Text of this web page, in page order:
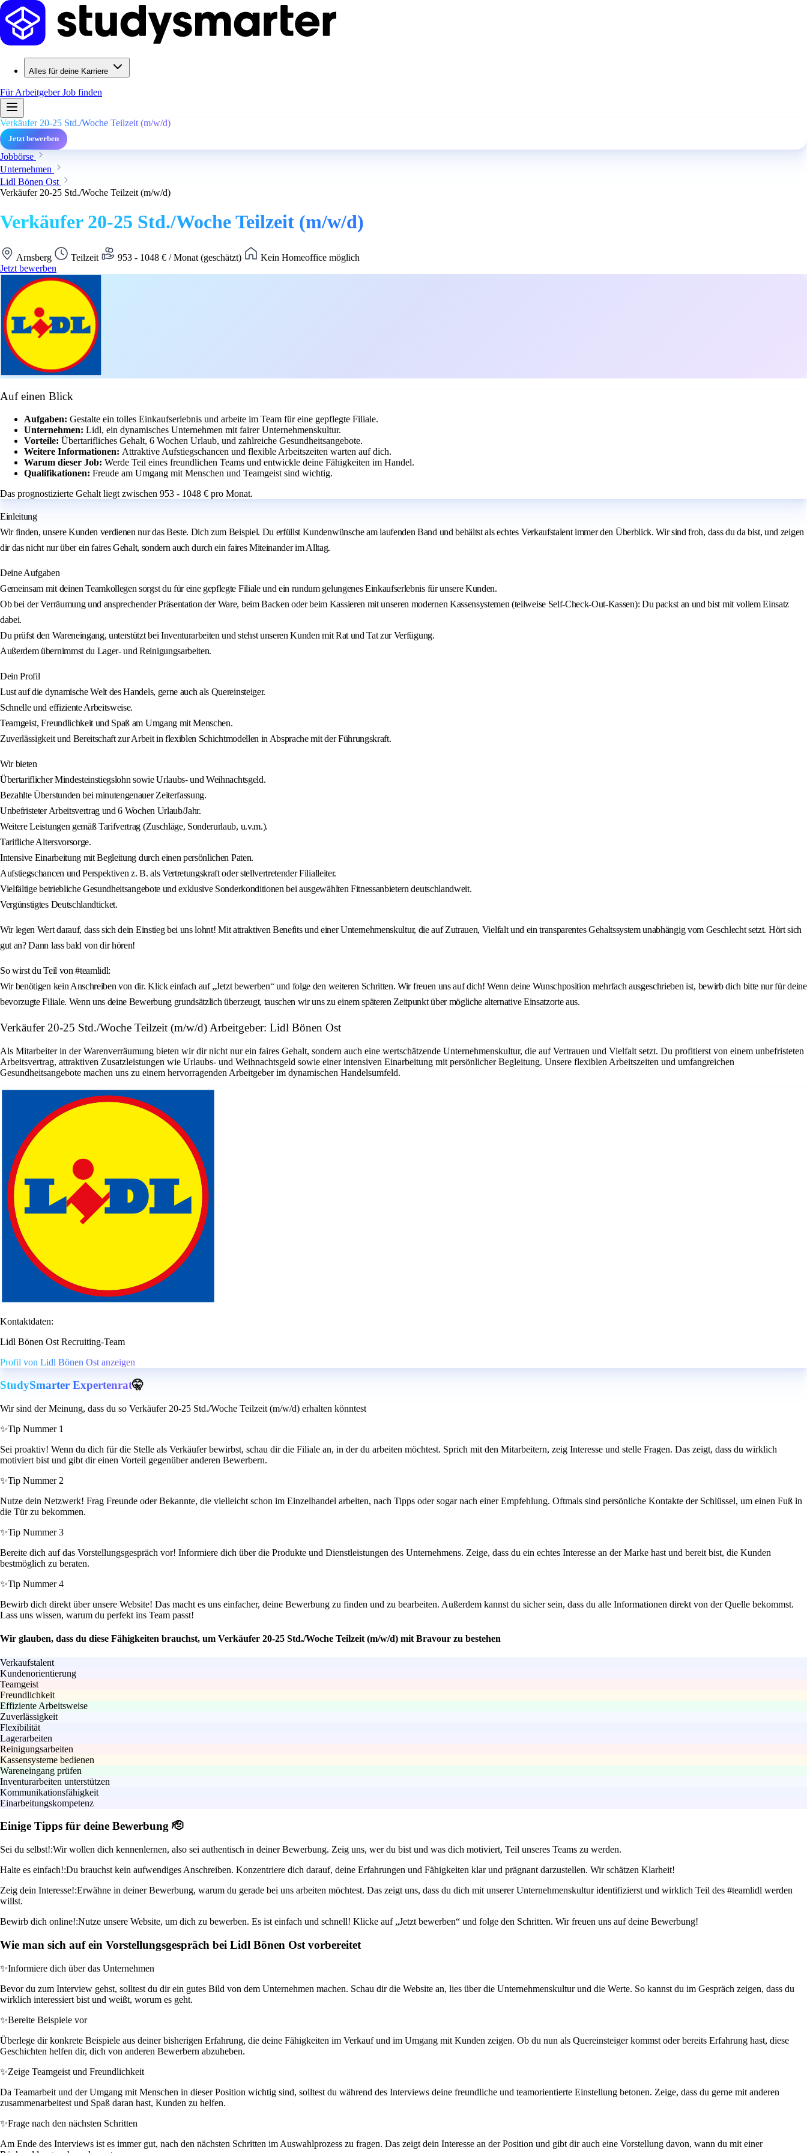
Alles für deine Karriere
Für ArbeitgeberJob finden
Verkäufer 20-25 Std./Woche Teilzeit (m/w/d)
Jetzt bewerben
Jobbörse
Unternehmen
Lidl Bönen Ost
Verkäufer 20-25 Std./Woche Teilzeit (m/w/d)
Verkäufer 20-25 Std./Woche Teilzeit (m/w/d)
Arnsberg Teilzeit 953 - 1048 € / Monat (geschätzt)
Kein Homeoffice möglich
Jetzt bewerben
Auf einen Blick
Aufgaben: Gestalte ein tolles Einkaufserlebnis und arbeite im Team für eine gepflegte Filiale.
Unternehmen: Lidl, ein dynamisches Unternehmen mit fairer Unternehmenskultur.
Vorteile: Übertarifliches Gehalt, 6 Wochen Urlaub, und zahlreiche Gesundheitsangebote.
Weitere Informationen: Attraktive Aufstiegschancen und flexible Arbeitszeiten warten auf dich.
Warum dieser Job: Werde Teil eines freundlichen Teams und entwickle deine Fähigkeiten im Handel.
Qualifikationen: Freude am Umgang mit Menschen und Teamgeist sind wichtig.
Das prognostizierte Gehalt liegt zwischen 953 - 1048 € pro Monat.
Einleitung
Wir finden, unsere Kunden verdienen nur das Beste. Dich zum Beispiel. Du erfüllst Kundenwünsche am laufenden Band und behältst als echtes Verkaufstalent immer den Überblick. Wir sind froh, dass du da bist, und zeigen
dir das nicht nur über ein faires Gehalt, sondern auch durch ein faires Miteinander im Alltag.
Deine Aufgaben
Gemeinsam mit deinen Teamkollegen sorgst du für eine gepflegte Filiale und ein rundum gelungenes Einkaufserlebnis für unsere Kunden.
Ob bei der Verräumung und ansprechender Präsentation der Ware, beim Backen oder beim Kassieren mit unseren modernen Kassensystemen (teilweise Self-Check-Out-Kassen): Du packst an und bist mit vollem Einsatz
dabei.
Du prüfst den Wareneingang, unterstützt bei Inventurarbeiten und stehst unseren Kunden mit Rat und Tat zur Verfügung.
Außerdem übernimmst du Lager- und Reinigungsarbeiten.
Dein Profil
Lust auf die dynamische Welt des Handels, gerne auch als Quereinsteiger.
Schnelle und effiziente Arbeitsweise.
Teamgeist, Freundlichkeit und Spaß am Umgang mit Menschen.
Zuverlässigkeit und Bereitschaft zur Arbeit in flexiblen Schichtmodellen in Absprache mit der Führungskraft.
Wir bieten
Übertariflicher Mindesteinstiegslohn sowie Urlaubs- und Weihnachtsgeld.
Bezahlte Überstunden bei minutengenauer Zeiterfassung.
Unbefristeter Arbeitsvertrag und 6 Wochen Urlaub/Jahr.
Weitere Leistungen gemäß Tarifvertrag (Zuschläge, Sonderurlaub, u.v.m.).
Tarifliche Altersvorsorge.
Intensive Einarbeitung mit Begleitung durch einen persönlichen Paten.
Aufstiegschancen und Perspektiven z. B. als Vertretungskraft oder stellvertretender Filialleiter.
Vielfältige betriebliche Gesundheitsangebote und exklusive Sonderkonditionen bei ausgewählten Fitnessanbietern deutschlandweit.
Vergünstigtes Deutschlandticket.
Wir legen Wert darauf, dass sich dein Einstieg bei uns lohnt! Mit attraktiven Benefits und einer Unternehmenskultur, die auf Zutrauen, Vielfalt und ein transparentes Gehaltssystem unabhängig vom Geschlecht setzt. Hört sich
gut an? Dann lass bald von dir hören!
So wirst du Teil von #teamlidl:
Wir benötigen kein Anschreiben von dir. Klick einfach auf „Jetzt bewerben“ und folge den weiteren Schritten. Wir freuen uns auf dich! Wenn deine Wunschposition mehrfach ausgeschrieben ist, bewirb dich bitte nur für deine
bevorzugte Filiale. Wenn uns deine Bewerbung grundsätzlich überzeugt, tauschen wir uns zu einem späteren Zeitpunkt über mögliche alternative Einsatzorte aus.
Verkäufer 20-25 Std./Woche Teilzeit (m/w/d) Arbeitgeber: Lidl Bönen Ost
Als Mitarbeiter in der Warenverräumung bieten wir dir nicht nur ein faires Gehalt, sondern auch eine wertschätzende Unternehmenskultur, die auf Vertrauen und Vielfalt setzt. Du profitierst von einem unbefristeten
Arbeitsvertrag, attraktiven Zusatzleistungen wie Urlaubs- und Weihnachtsgeld sowie einer intensiven Einarbeitung mit persönlicher Begleitung. Unsere flexiblen Arbeitszeiten und umfangreichen
Gesundheitsangebote machen uns zu einem hervorragenden Arbeitgeber im dynamischen Handelsumfeld.
Kontaktdaten:
Lidl Bönen Ost Recruiting-Team
Profil von Lidl Bönen Ost anzeigen
StudySmarter Expertenrat🤫
Wir sind der Meinung, dass du so Verkäufer 20-25 Std./Woche Teilzeit (m/w/d) erhalten könntest
✨Tip Nummer 1
Sei proaktiv! Wenn du dich für die Stelle als Verkäufer bewirbst, schau dir die Filiale an, in der du arbeiten möchtest. Sprich mit den Mitarbeitern, zeig Interesse und stelle Fragen. Das zeigt, dass du wirklich
motiviert bist und gibt dir einen Vorteil gegenüber anderen Bewerbern.
✨Tip Nummer 2
Nutze dein Netzwerk! Frag Freunde oder Bekannte, die vielleicht schon im Einzelhandel arbeiten, nach Tipps oder sogar nach einer Empfehlung. Oftmals sind persönliche Kontakte der Schlüssel, um einen Fuß in
die Tür zu bekommen.
✨Tip Nummer 3
Bereite dich auf das Vorstellungsgespräch vor! Informiere dich über die Produkte und Dienstleistungen des Unternehmens. Zeige, dass du ein echtes Interesse an der Marke hast und bereit bist, die Kunden
bestmöglich zu beraten.
✨Tip Nummer 4
Bewirb dich direkt über unsere Website! Das macht es uns einfacher, deine Bewerbung zu finden und zu bearbeiten. Außerdem kannst du sicher sein, dass du alle Informationen direkt von der Quelle bekommst.
Lass uns wissen, warum du perfekt ins Team passt!
Wir glauben, dass du diese Fähigkeiten brauchst, um Verkäufer 20-25 Std./Woche Teilzeit (m/w/d) mit Bravour zu bestehen
Verkaufstalent
Kundenorientierung
Teamgeist
Freundlichkeit
Effiziente Arbeitsweise
Zuverlässigkeit
Flexibilität
Lagerarbeiten
Reinigungsarbeiten
Kassensysteme bedienen
Wareneingang prüfen
Inventurarbeiten unterstützen
Kommunikationsfähigkeit
Einarbeitungskompetenz
Einige Tipps für deine Bewerbung 🫡
Sei du selbst!:Wir wollen dich kennenlernen, also sei authentisch in deiner Bewerbung. Zeig uns, wer du bist und was dich motiviert, Teil unseres Teams zu werden.
Halte es einfach!:Du brauchst kein aufwendiges Anschreiben. Konzentriere dich darauf, deine Erfahrungen und Fähigkeiten klar und prägnant darzustellen. Wir schätzen Klarheit!
Zeig dein Interesse!:Erwähne in deiner Bewerbung, warum du gerade bei uns arbeiten möchtest. Das zeigt uns, dass du dich mit unserer Unternehmenskultur identifizierst und wirklich Teil des #teamlidl werden
willst.
Bewirb dich online!:Nutze unsere Website, um dich zu bewerben. Es ist einfach und schnell! Klicke auf „Jetzt bewerben“ und folge den Schritten. Wir freuen uns auf deine Bewerbung!
Wie man sich auf ein Vorstellungsgespräch bei Lidl Bönen Ost vorbereitet
✨Informiere dich über das Unternehmen
Bevor du zum Interview gehst, solltest du dir ein gutes Bild von dem Unternehmen machen. Schau dir die Website an, lies über die Unternehmenskultur und die Werte. So kannst du im Gespräch zeigen, dass du
wirklich interessiert bist und weißt, worum es geht.
✨Bereite Beispiele vor
Überlege dir konkrete Beispiele aus deiner bisherigen Erfahrung, die deine Fähigkeiten im Verkauf und im Umgang mit Kunden zeigen. Ob du nun als Quereinsteiger kommst oder bereits Erfahrung hast, diese
Geschichten helfen dir, dich von anderen Bewerbern abzuheben.
✨Zeige Teamgeist und Freundlichkeit
Da Teamarbeit und der Umgang mit Menschen in dieser Position wichtig sind, solltest du während des Interviews deine freundliche und teamorientierte Einstellung betonen. Zeige, dass du gerne mit anderen
zusammenarbeitest und Spaß daran hast, Kunden zu helfen.
✨Frage nach den nächsten Schritten
Am Ende des Interviews ist es immer gut, nach den nächsten Schritten im Auswahlprozess zu fragen. Das zeigt dein Interesse an der Position und gibt dir auch eine Vorstellung davon, wann du mit einer